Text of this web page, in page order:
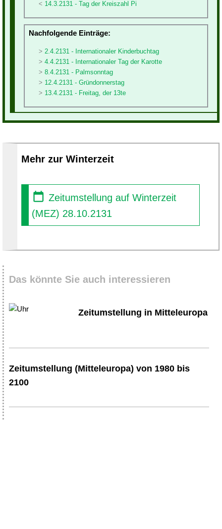
14.3.2131 - Tag der Kreiszahl Pi
Nachfolgende Einträge:
2.4.2131 - Internationaler Kinderbuchtag
4.4.2131 - Internationaler Tag der Karotte
8.4.2131 - Palmsonntag
12.4.2131 - Gründonnerstag
13.4.2131 - Freitag, der 13te
Mehr zur Winterzeit
Zeitumstellung auf Winterzeit
(MEZ) 28.10.2131
Das könnte Sie auch interessieren
Zeitumstellung in Mitteleuropa
Zeitumstellung (Mitteleuropa) von 1980 bis
2100